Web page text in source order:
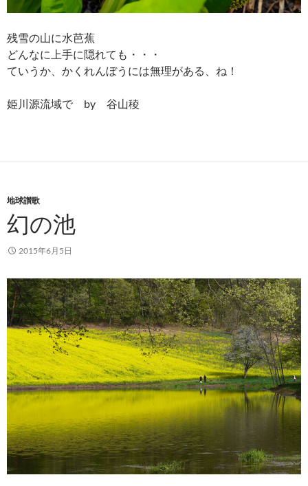
残雪の山に水芭蕉
どんなに上手に隠れても・・・
ていうか、かくれんぼうには無理がある、ね！
姫川源流域で by 谷山稜
地球讃歌
幻の池
2015年6月5日